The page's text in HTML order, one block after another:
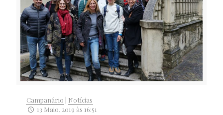
Campanário
Notícias
13 Maio, 2019 às 16:51